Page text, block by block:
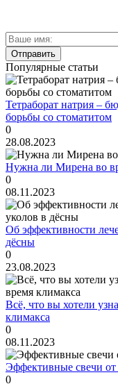
Популярные статьи
Тетраборат натрия –
борьбы со стоматитом
0
28.08.2023
Нужна ли Мирена во
0
08.11.2023
Об эффективности
дёсны
0
23.08.2023
Всё, что вы хотели
климакса
0
08.11.2023
Эффективные свечи от
0